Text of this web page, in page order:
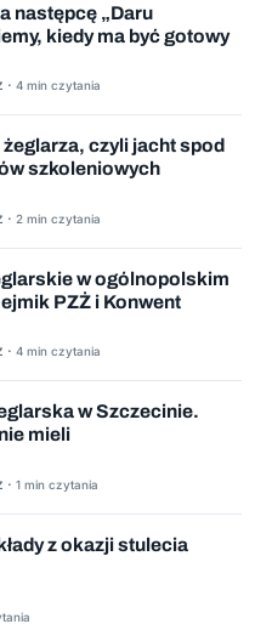
następcę „Daru
kiedy ma być gotowy
4 min czytania
żeglarza, czyli jacht spod
szkoleniowych
2 min czytania
w ogólnopolskim
PZŻ i Konwent
4 min czytania
w Szczecinie.
mieli
1 min czytania
z okazji stulecia